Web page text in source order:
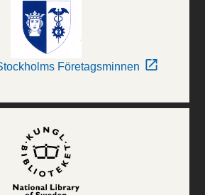
Företagsminnen